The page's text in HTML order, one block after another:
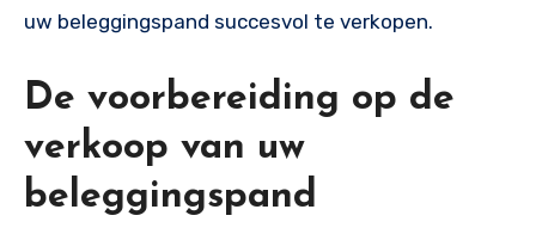
uw beleggingspand succesvol te verkopen.
De voorbereiding op de
verkoop van uw
beleggingspand